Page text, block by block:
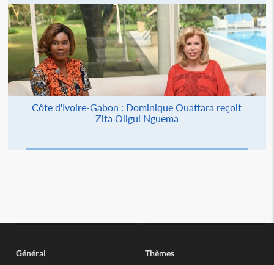
Côte d'Ivoire-Gabon : Dominique Ouattara reçoit
Zita Oligui Nguema
Général Thèmes